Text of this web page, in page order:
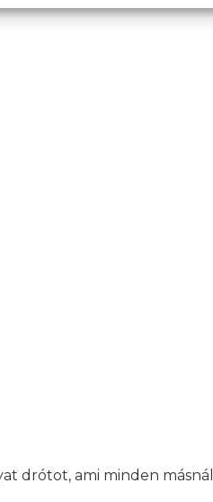
drótot, ami minden